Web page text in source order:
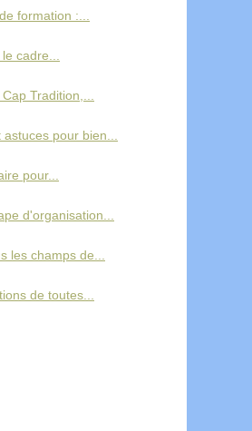
formation :...
cadre...
Tradition,...
pour bien...
pour...
d'organisation...
les champs de...
de toutes...